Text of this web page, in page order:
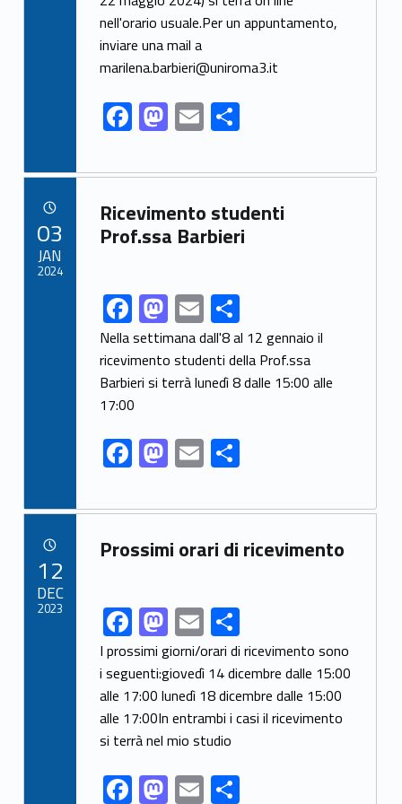
b
o
o
k
d
o
n
l e
nell'orario usuale.Per un appuntamento,
inviare una mail a
marilena.barbieri@uniroma3.it
F
ac
e
b
o
k
M
as
to
d
o
E
m
ai
l
S
ar
e
Link identifier archive #link-archive-40996
Ricevimento studenti
Prof.ssa Barbieri
Link identifier share facebook archive #share-link-archive-67303F
ac
e
b
o
o
k
M
as
to
d
n
E
m
ai
l
S
h
ar
e
Nella settimana dall'8 al 12 gennaio il
ricevimento studenti della Prof.ssa
Barbieri si terrà lunedì 8 dalle 15:00 alle
17:00
F
ac
e
b
o
o
k
M
as
to
d
o
n
E
m
ai
l
S
ar
e
03
JAN
2024
Link identifier archive #link-archive-86310
Prossimi orari di ricevimento
Link identifier share facebook archive #share-link-archive-8349F
ac
e
b
o
o
k
M
as
to
d
o
n
E
m
ai
l
S
h
ar
e
I prossimi giorni/orari di ricevimento sono
i seguenti:giovedì 14 dicembre dalle 15:00
alle 17:00 lunedì 18 dicembre dalle 15:00
alle 17:00In entrambi i casi il ricevimento
si terrà nel mio studio
F M E S
12
DEC
2023